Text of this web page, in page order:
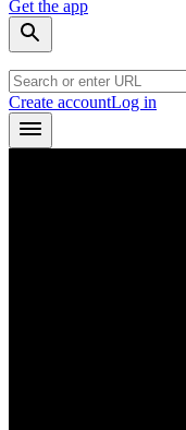
Get the app
Create accountLog in